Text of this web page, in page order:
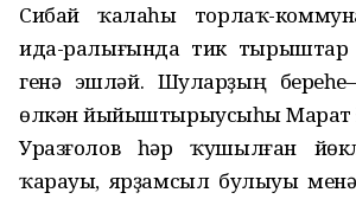
Сибай ҡалаһы торлаҡ-
ида-ралығында тик тырыштар
генә эшләй. Шуларҙың
өлкән йыйыштырыусыһы Марат
Уразғолов һәр ҡушылған
ҡарауы, ярҙамсыл булыуы